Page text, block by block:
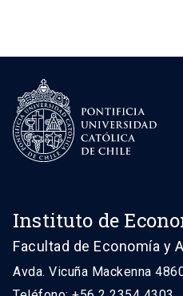
Instituto de
Facultad de Economía y
Avda. Vicuña Mackenna